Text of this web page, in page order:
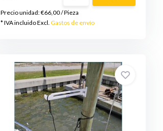
Precio unidad:€66,00/Pieza
* IVA incluido Excl.Gastos de envío